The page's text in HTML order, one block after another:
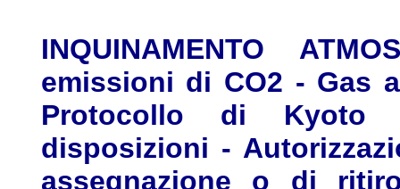
INQUINAMENTO
emissioni di CO2 - Gas
Protocollo di Kyoto
disposizioni -
assegnazione o di